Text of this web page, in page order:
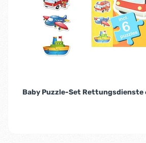
Baby Puzzle-Set Rettungsdienste